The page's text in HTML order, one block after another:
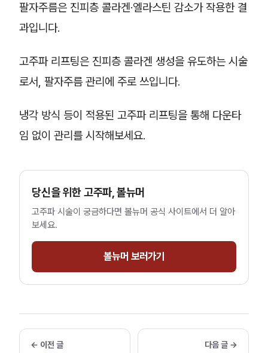
팔자주름은 진피층 콜라겐·엘라스틴 감소가 작용한 결
과입니다.
고주파 리프팅은 진피층 콜라겐 생성을 유도하는 시술
로서, 팔자주름 관리에 주로 쓰입니다.
냉각 방식 등이 적용된 고주파 리프팅을 통해 다운타
임 없이 관리를 시작해보세요.
당신을 위한 고주파, 볼뉴머
고주파 시술이 궁금하다면 볼뉴머 공식 사이트에서 더 알아
보세요.
볼뉴머 보러가기
← 이전 글 다음 글 →